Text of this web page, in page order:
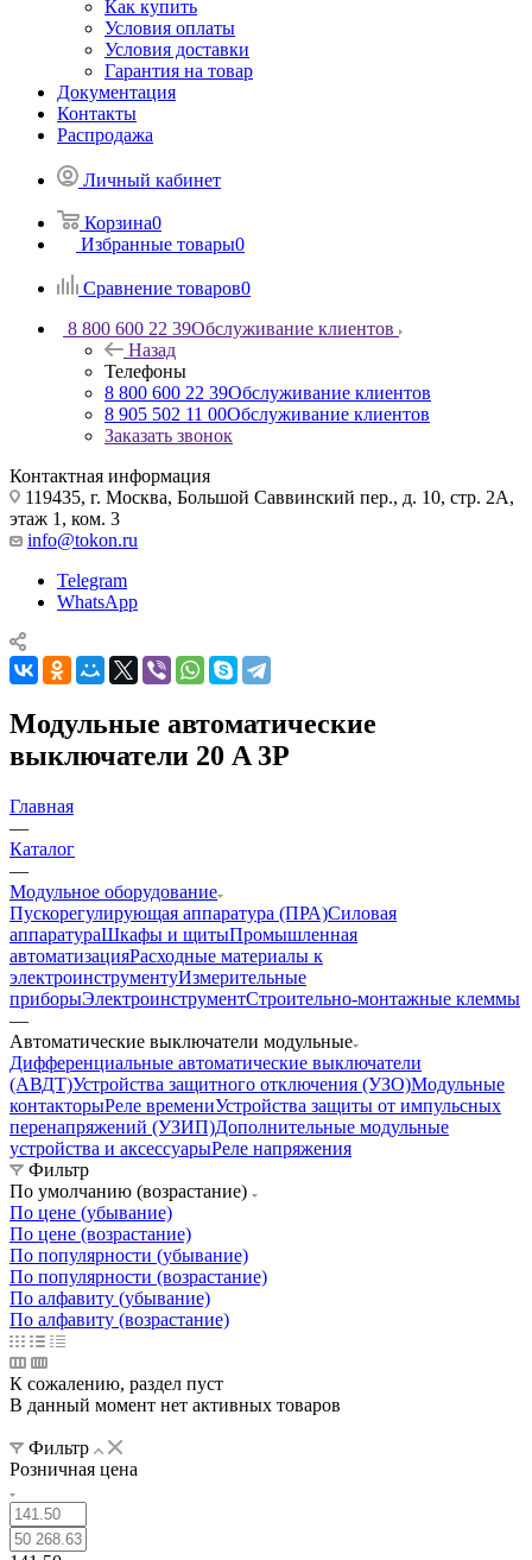
Как купить
Условия оплаты
Условия доставки
Гарантия на товар
Документация
Контакты
Распродажа
Личный кабинет
Корзина0
Избранные товары0
Сравнение товаров0
8 800 600 22 39Обслуживание клиентов
Назад
Телефоны
8 800 600 22 39Обслуживание клиентов
8 905 502 11 00Обслуживание клиентов
Заказать звонок
Контактная информация
119435, г. Москва, Большой Саввинский пер., д. 10, стр. 2А,
этаж 1, ком. 3
info@tokon.ru
Telegram
WhatsApp
Модульные автоматические
выключатели 20 A 3P
Главная
—
Каталог
—
Модульное оборудование
Пускорегулирующая аппаратура (ПРА)Силовая
аппаратураШкафы и щитыПромышленная
автоматизацияРасходные материалы к
электроинструментуИзмерительные
приборыЭлектроинструментСтроительно-монтажные клеммы
—
Автоматические выключатели модульные
Дифференциальные автоматические выключатели
(АВДТ)Устройства защитного отключения (УЗО)Модульные
контакторыРеле времениУстройства защиты от импульсных
перенапряжений (УЗИП)Дополнительные модульные
устройства и аксессуарыРеле напряжения
Фильтр
По умолчанию (возрастание)
По цене (убывание)
По цене (возрастание)
По популярности (убывание)
По популярности (возрастание)
По алфавиту (убывание)
По алфавиту (возрастание)
К сожалению, раздел пуст
В данный момент нет активных товаров
Фильтр
Розничная цена